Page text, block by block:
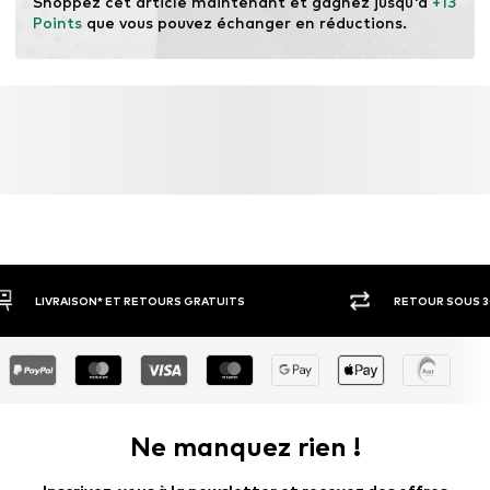
déchets et préserver les ressources naturelles.
En savoir plus
Points que vous pouvez échanger en réductions.
RETOUR SOUS 30 JOURS LARGE
Ne manquez rien !